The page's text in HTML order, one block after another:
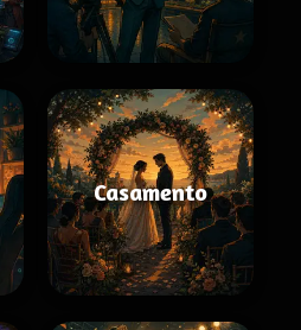
Casamento